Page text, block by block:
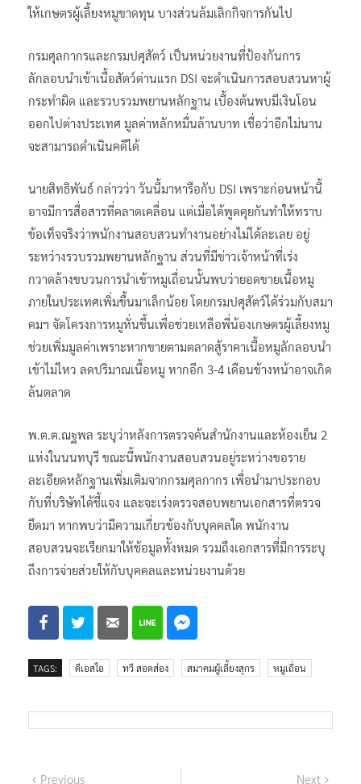
ให้เกษตรผู้เลี้ยงหมูขาดทุน บางส่วนล้มเลิกกิจการกันไป
กรมศุลกากรและกรมปศุสัตว์ เป็นหน่วยงานที่ป้องกันการ
ลักลอบนำเข้าเนื้อสัตว์ด่านแรก DSI จะดำเนินการสอบสวนหาผู้
กระทำผิด และรวบรวมพยานหลักฐาน เบื้องต้นพบมีเงินโอน
ออกไปต่างประเทศ มูลค่าหลักหมื่นล้านบาท เชื่อว่าอีกไม่นาน
จะสามารถดำเนินคดีได้
นายสิทธิพันธ์ กล่าวว่า วันนี้มาหารือกับ DSI เพราะก่อนหน้านี้
อาจมีการสื่อสารที่คลาดเคลื่อน แต่เมื่อได้พูดคุยกันทำให้ทราบ
ข้อเท็จจริงว่าพนักงานสอบสวนทำงานอย่างไม่ได้ละเลย อยู่
ระหว่างรวบรวมพยานหลักฐาน ส่วนที่มีข่าวเจ้าหน้าที่เร่ง
กวาดล้างขบวนการนำเข้าหมูเถื่อนนั้นพบว่ายอดขายเนื้อหมู
ภายในประเทศเพิ่มขึ้นมาเล็กน้อย โดยกรมปศุสัตว์ได้ร่วมกับสมา
คมฯ จัดโครงการหมูหั่นขึ้นเพื่อช่วยเหลือพี่น้องเกษตรผู้เลี้ยงหมู
ช่วยเพิ่มมูลค่าเพราะหากขายตามตลาดสู้ราคาเนื้อหมูลักลอบนำ
เข้าไม่ไหว ลดปริมาณเนื้อหมู หากอีก 3-4 เดือนข้างหน้าอาจเกิด
ล้นตลาด
พ.ต.ต.ณฐพล ระบุว่าหลังการตรวจค้นสำนักงานและห้องเย็น 2
แห่งในนนทบุรี ขณะนี้พนักงานสอบสวนอยู่ระหว่างขอราย
ละเอียดหลักฐานเพิ่มเติมจากกรมศุลกากร เพื่อนำมาประกอบ
กับที่บริษัทได้ชี้แจง และจะเร่งตรวจสอบพยานเอกสารที่ตรวจ
ยึดมา หากพบว่ามีความเกี่ยวข้องกับบุคคลใด พนักงาน
สอบสวนจะเรียกมาให้ข้อมูลทั้งหมด รวมถึงเอกสารที่มีการระบุ
ถึงการจ่ายส่วยให้กับบุคคลและหน่วยงานด้วย
TAGS: ดีเอสไอ ทวี สอดส่อง สมาคมผู้เลี้ยงสุกร หมูเถื่อน
PreviousPrevious Next